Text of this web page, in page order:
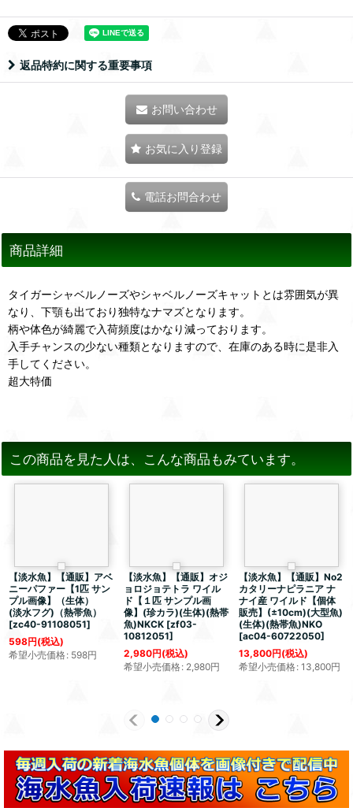
返品特約に関する重要事項
お問い合わせ
お気に入り登録
電話お問合わせ
商品詳細
タイガーシャベルノーズやシャベルノーズキャットとは雰囲気が異
なり、下顎も出ており独特なナマズとなります。
柄や体色が綺麗で入荷頻度はかなり減っております。
入手チャンスの少ない種類となりますので、在庫のある時に是非入
手してください。
超大特価
この商品を見た人は、こんな商品もみています。
【淡水魚】【通販】アベ
ニーパファー【1匹 サン
プル画像】（生体）
(淡水フグ)（熱帯魚）
[zc40-91108051]
598円(税込)
希望小売価格: 598円
【淡水魚】【通販】オジ
ョロジョテトラ ワイル
ド【１匹 サンプル画
像】(珍カラ)(生体)(熱帯
魚)NKCK [zf03-
10812051]
2,980円(税込)
希望小売価格: 2,980円
【淡水魚】【通販】No2
カタリーナピラニア ナ
ナイ産 ワイルド【個体
販売】(±10cm)(大型魚)
(生体)(熱帯魚)NKO
[ac04-60722050]
13,800円(税込)
希望小売価格: 13,800円